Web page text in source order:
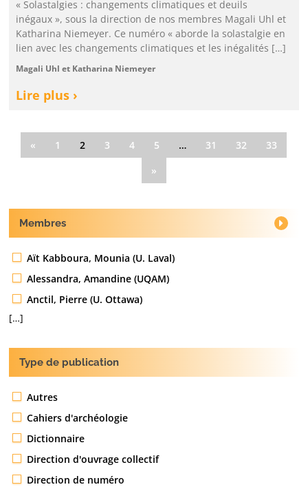
« Solastalgies : changements climatiques et deuils
inégaux », sous la direction de nos membres Magali Uhl et
Katharina Niemeyer. Ce numéro « aborde la solastalgie en
lien avec les changements climatiques et les inégalités […]
Magali Uhl et Katharina Niemeyer
Lire plus ›
« 1 2 3 4 5 … 31 32
33
»
Membres
Aït Kabboura, Mounia (U. Laval)
Alessandra, Amandine (UQAM)
Anctil, Pierre (U. Ottawa)
[…]
Type de publication
Autres
Cahiers d'archéologie
Dictionnaire
Direction d'ouvrage collectif
Direction de numéro